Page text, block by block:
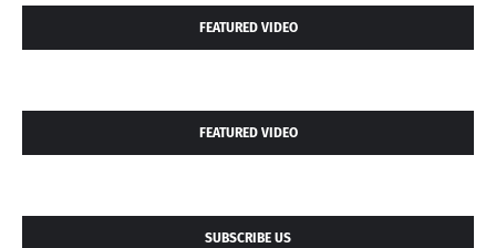
FEATURED VIDEO
FEATURED VIDEO
SUBSCRIBE US